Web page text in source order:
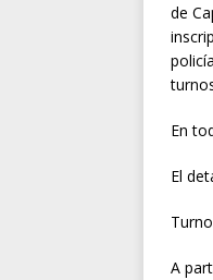
de
En
El
A